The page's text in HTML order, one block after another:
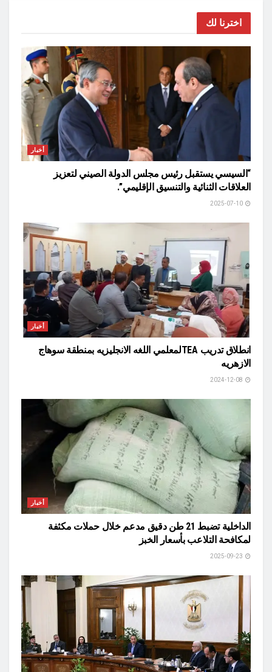
اخترنا لك
أخبار
“السيسي يستقبل رئيس مجلس الدولة الصيني لتعزيز
العلاقات الثنائية والتنسيق الإقليمي”.
أخبار
انطلاق تدريب TEAلمعلمي اللغه الانجليزيه بمنطقة سوهاج
الازهريه
أخبار
الداخلية تضبط 21 طن دقيق مدعم خلال حملات مكثفة
لمكافحة التلاعب بأسعار الخبز